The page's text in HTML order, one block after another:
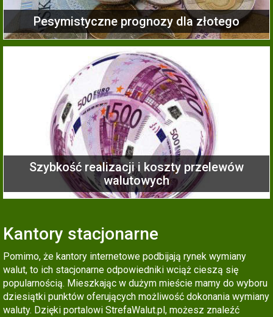
Pesymistyczne prognozy dla złotego
Szybkość realizacji i koszty przelewów
walutowych
Kantory stacjonarne
Pomimo, że kantory internetowe podbijają rynek wymiany
walut, to ich stacjonarne odpowiedniki wciąż cieszą się
popularnością. Mieszkając w dużym mieście mamy do wyboru
dziesiątki punktów oferujących możliwość dokonania wymiany
waluty. Dzięki portalowi StrefaWalut.pl, możesz znaleźć